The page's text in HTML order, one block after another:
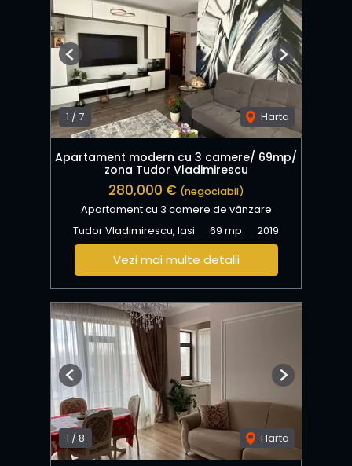
1 / 7 Harta
Previous Next
Apartament modern cu 3 camere/ 69mp/
zona Tudor Vladimirescu
280,000 € (negociabil)
Apartament cu 3 camere de vânzare
Tudor Vladimirescu, Iasi
69 mp 2019
Vezi mai multe detalii
1 /8 Harta
Previous Next